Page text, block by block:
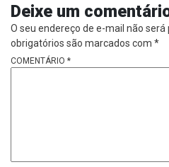
Deixe um
O seu endereço de e-mail não será
obrigatórios são marcados com *
COMENTÁRIO *